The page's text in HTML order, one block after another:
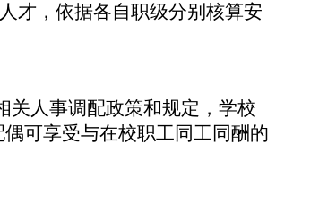
才，依据各自职级分别核算安
关人事调配政策和规定，学校
可享受与在校职工同工同酬的